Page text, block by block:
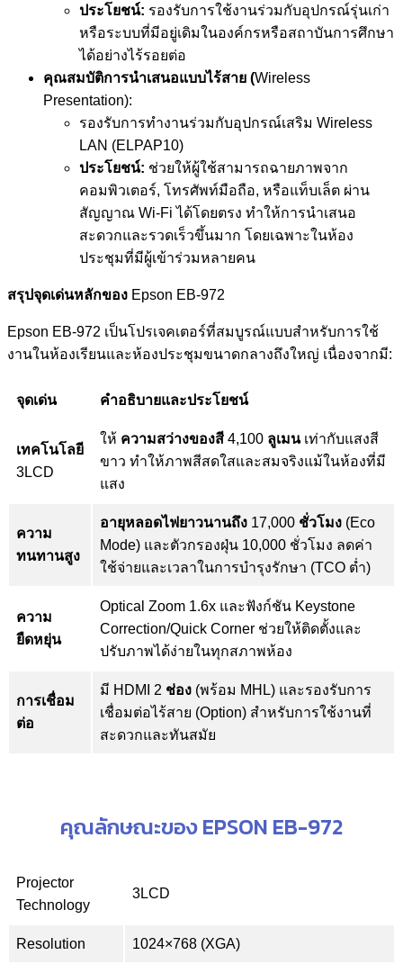
ประโยชน์: รองรับการใช้งานร่วมกับอุปกรณ์รุ่นเก่า
หรือระบบที่มีอยู่เดิมในองค์กรหรือสถาบันการศึกษา
ได้อย่างไร้รอยต่อ
คุณสมบัติการนำเสนอแบบไร้สาย (Wireless
Presentation):
รองรับการทำงานร่วมกับอุปกรณ์เสริม Wireless
LAN (ELPAP10)
ประโยชน์: ช่วยให้ผู้ใช้สามารถฉายภาพจาก
คอมพิวเตอร์, โทรศัพท์มือถือ, หรือแท็บเล็ต ผ่าน
สัญญาณ Wi-Fi ได้โดยตรง ทำให้การนำเสนอ
สะดวกและรวดเร็วขึ้นมาก โดยเฉพาะในห้อง
ประชุมที่มีผู้เข้าร่วมหลายคน
สรุปจุดเด่นหลักของ Epson EB-972
Epson EB-972 เป็นโปรเจคเตอร์ที่สมบูรณ์แบบสำหรับการใช้
งานในห้องเรียนและห้องประชุมขนาดกลางถึงใหญ่ เนื่องจากมี:
จุดเด่น คำอธิบายและประโยชน์
เทคโนโลยี
3LCD
ให้ ความสว่างของสี 4,100 ลูเมนเท่ากับแสงสี
ขาว ทำให้ภาพสีสดใสและสมจริงแม้ในห้องที่มี
แสง
ความ
ทนทานสูง
อายุหลอดไฟยาวนานถึง 17,000 ชั่วโมง (Eco
Mode) และตัวกรองฝุ่น 10,000 ชั่วโมง ลดค่า
ใช้จ่ายและเวลาในการบำรุงรักษา (TCO ต่ำ)
ความ
ยืดหยุ่น
Optical Zoom 1.6x และฟังก์ชัน Keystone
Correction/Quick Corner ช่วยให้ติดตั้งและ
ปรับภาพได้ง่ายในทุกสภาพห้อง
การเชื่อม
ต่อ
มี HDMI 2 ช่อง (พร้อม MHL) และรองรับการ
เชื่อมต่อไร้สาย (Option) สำหรับการใช้งานที่
สะดวกและทันสมัย
คุณลักษณะของ EPSON EB-972
Projector
Technology
3LCD
Resolution 1024×768 (XGA)